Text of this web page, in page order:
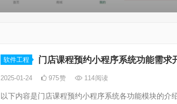
软件工程 门店课程预约小程序系统功能需求
2025-01-24 975赞 114阅读
以下内容是门店课程预约小程序系统各功能模块的介